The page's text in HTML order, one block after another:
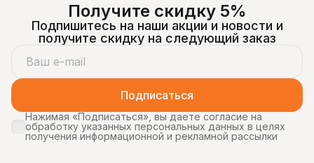
Получите скидку 5%
Подпишитесь на наши акции и новости и
получите скидку на следующий заказ
Подписаться
Нажимая «Подписаться», вы даете согласие на
обработку указанных персональных данных в целях
получения информационной и рекламной рассылки